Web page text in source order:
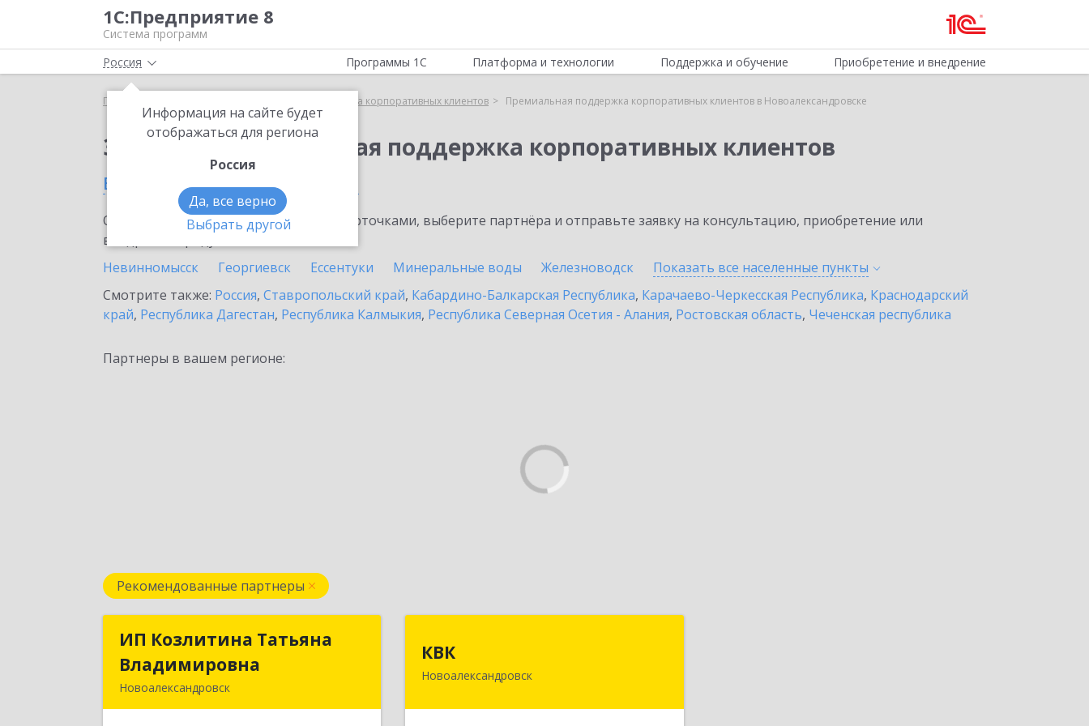
1С:Предприятие 8
Система программ
Россия
Информация на сайте будет
отображаться для региона
Россия
Да, все верно
Выбрать другой
Программы 1С Платформа и технологии Поддержка и обучение Приобретение и внедрение
Главная Премиальная поддержка корпоративных клиентов Премиальная поддержка корпоративных клиентов в Новоалександровске
Заказать Премиальная поддержка корпоративных клиентов
в Новоалександровске
Ознакомьтесь с информационными карточками, выберите партнёра и отправьте заявку на консультацию, приобретение или
внедрение продукта.
Невинномысск
Георгиевск Ессентуки Минеральные воды Железноводск Показать все населенные пункты
Смотрите также: Россия, Ставропольский край, Кабардино-Балкарская Республика, Карачаево-Черкесская Республика, Краснодарский
край, Республика Дагестан, Республика Калмыкия, Республика Северная Осетия - Алания, Ростовская область, Чеченская республика
Партнеры в вашем регионе:
Рекомендованные партнеры
ИП Козлитина Татьяна
Владимировна
Новоалександровск
ИП Козлитина Татьяна
Владимировна
КВК
Новоалександровск
356000, Ставропольский край,